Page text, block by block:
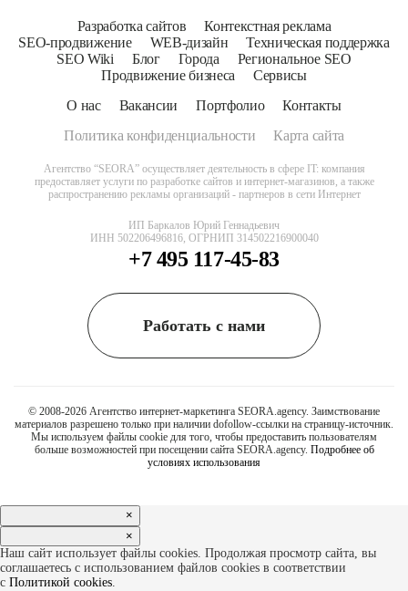
Разработка сайтов
Контекстная реклама
SEO-продвижение
WEB-дизайн
Техническая поддержка
SEO Wiki
Блог Города
Региональное SEO
Продвижение бизнеса
Сервисы
О нас
Вакансии Портфолио
Контакты
Политика конфиденциальности
Карта сайта
Агентство “SEORA” осуществляет деятельность в сфере IT: компания
предоставляет услуги по разработке сайтов и интернет-магазинов, а также
распространению рекламы организаций - партнеров в сети Интернет
ИП Баркалов Юрий Геннадьевич
ИНН 502206496816, ОГРНИП 314502216900040
+7 495 117-45-83
Работать с нами
© 2008-2026 Агентство интернет-маркетинга SEORA.agency. Заимствование
материалов разрешено только при наличии dofollow-ссылки на страницу-источник.
Мы используем файлы cookie для того, чтобы предоставить пользователям
больше возможностей при посещении сайта SEORA.agency. Подробнее об
условиях использования
×
×
Наш сайт использует файлы cookies. Продолжая просмотр сайта, вы
соглашаетесь с использованием файлов cookies в соответствии
с Политикой cookies.